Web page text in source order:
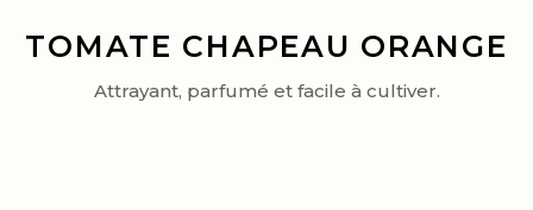
TOMATE CHAPEAU ORANGE
Attrayant, parfumé et facile à cultiver.